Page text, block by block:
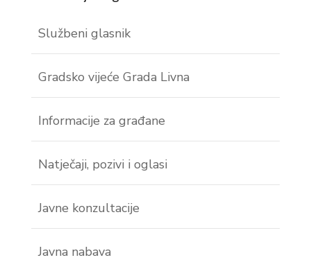
Službeni glasnik
Gradsko vijeće Grada Livna
Informacije za građane
Natječaji, pozivi i oglasi
Javne konzultacije
Javna nabava